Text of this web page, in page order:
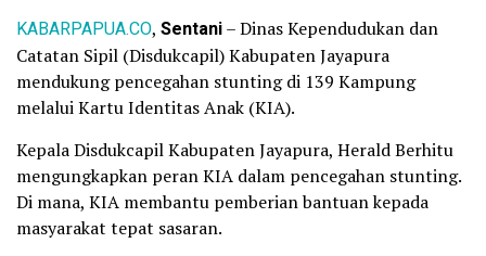
KABARPAPUA.CO, Sentani– Dinas Kependudukan dan
Catatan Sipil (Disdukcapil) Kabupaten Jayapura
mendukung pencegahan stunting di 139 Kampung
melalui Kartu Identitas Anak (KIA).
Kepala Disdukcapil Kabupaten Jayapura, Herald Berhitu
mengungkapkan peran KIA dalam pencegahan stunting.
Di mana, KIA membantu pemberian bantuan kepada
masyarakat tepat sasaran.